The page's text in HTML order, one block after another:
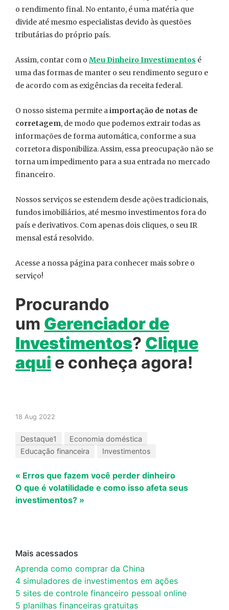
o rendimento final. No entanto, é uma matéria que
divide até mesmo especialistas devido às questões
tributárias do próprio país.
Assim, contar com o Meu Dinheiro Investimentos é
uma das formas de manter o seu rendimento seguro e
de acordo com as exigências da receita federal.
O nosso sistema permite aimportação de notas de
corretagem, de modo que podemos extrair todas as
informações de forma automática, conforme a sua
corretora disponibiliza. Assim, essa preocupação não se
torna um impedimento para a sua entrada no mercado
financeiro.
Nossos serviços se estendem desde ações tradicionais,
fundos imobiliários, até mesmo investimentos fora do
país e derivativos. Com apenas dois cliques, o seu IR
mensal está resolvido.
Acesse a nossa página para conhecer mais sobre o
serviço!
Procurando
um Gerenciadorde
Investimentos? Clique
aqui e conheça agora!
18 Aug 2022
Destaque1
Economia doméstica
Educação financeira
Investimentos
« Erros que fazem você perder dinheiro
O que é volatilidade e como isso afeta seus
investimentos? »
Mais acessados
Aprenda como comprar da China
4 simuladores de investimentos em ações
5 sites de controle financeiro pessoal online
5 planilhas financeiras gratuitas